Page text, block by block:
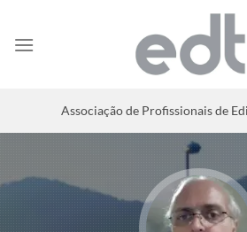
Associação de Profissionais de